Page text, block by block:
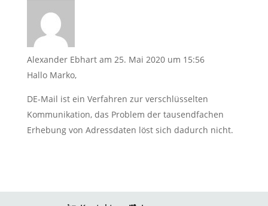
Alexander Ebhart am 25. Mai 2020 um 15:56
Hallo Marko,
DE-Mail ist ein Verfahren zur verschlüsselten
Kommunikation, das Problem der tausendfachen
Erhebung von Adressdaten löst sich dadurch nicht.